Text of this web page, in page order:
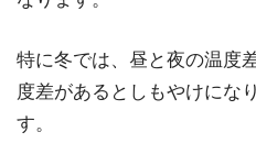
特に冬では、昼と夜の温度
度差があるとしもやけにな
す。